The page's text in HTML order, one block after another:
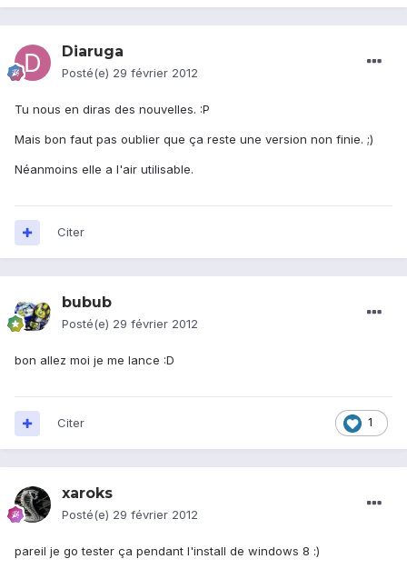
Diaruga
Posté(e) 29 février 2012
Tu nous en diras des nouvelles. :P
Mais bon faut pas oublier que ça reste une version non finie. ;)
Néanmoins elle a l'air utilisable.
Citer
bubub
Posté(e) 29 février 2012
bon allez moi je me lance :D
1
Citer
xaroks
Posté(e) 29 février 2012
pareil je go tester ça pendant l'install de windows 8 :)